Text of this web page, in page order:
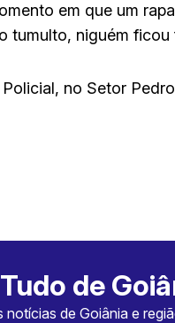
em que um
tumulto, niguém ficou
no Setor
de
notícias de Goiânia e